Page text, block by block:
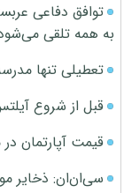
توافق دفاعی
به همه تلقی
تعطیلی تنها
قبل از شروع
قیمت آپارتمان در منطقه 22
سی‌ان‌ان: ذخایر